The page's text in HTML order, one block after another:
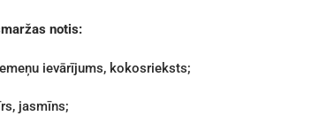
notis:
ievārījums, kokosrieksts;
jasmīns;